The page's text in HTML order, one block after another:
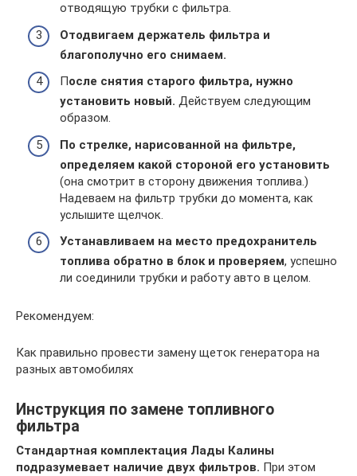
отводящую трубки с фильтра.
Отодвигаем держатель фильтра и
благополучно его снимаем.
После снятия старого фильтра, нужно
установить новый. Действуем следующим
образом.
По стрелке, нарисованной на фильтре,
определяем какой стороной его установить
(она смотрит в сторону движения топлива.)
Надеваем на фильтр трубки до момента, как
услышите щелчок.
Устанавливаем на место предохранитель
топлива обратно в блок и проверяем, успешно
ли соединили трубки и работу авто в целом.
Рекомендуем:
Как правильно провести замену щеток генератора на
разных автомобилях
Инструкция по замене топливного
фильтра
Стандартная комплектация Лады Калины
подразумевает наличие двух фильтров. При этом